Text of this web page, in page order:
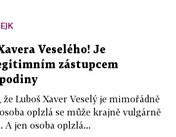
Veselého! Je
zástupcem
Luboš Xaver Veselý je mimořádně
oplzlá se může krajně vulgárně
A jen osoba oplzlá...